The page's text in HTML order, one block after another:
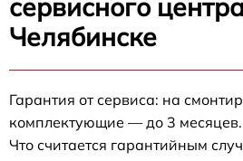
сервисного
Челябинске
Гарантия от сервиса: на
комплектующие — до 3 месяцев.
Что считается гарантийным